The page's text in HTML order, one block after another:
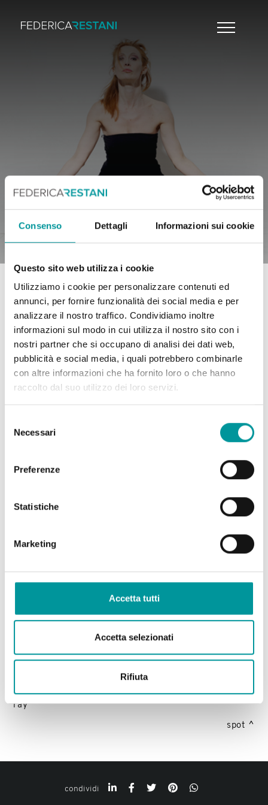
Consenso Dettagli Informazioni sui cookie
Questo sito web utilizza i cookie
Utilizziamo i cookie per personalizzare contenuti ed
annunci, per fornire funzionalità dei social media e per
analizzare il nostro traffico. Condividiamo inoltre
informazioni sul modo in cui utilizza il nostro sito con i
nostri partner che si occupano di analisi dei dati web,
pubblicità e social media, i quali potrebbero combinarle
con altre informazioni che ha fornito loro o che hanno
raccolto dal suo utilizzo dei loro servizi.
delNecessari
Preferenze
Statistiche
Marketing
Accetta tutti
Accetta selezionati
Rifiuta
PRODUZIONE
SPETTACOLI
ACTION FOR WOMEN
SITE SPECIFIC
ART FOR BUSINESS
produzione > art for business > spot
>
nina ray - un regalo inaspettato
Nina Ray - Un
regalo
inaspettato
successivo:nina ray - sentirsi donna con i collant nina
ray
spot
condividi